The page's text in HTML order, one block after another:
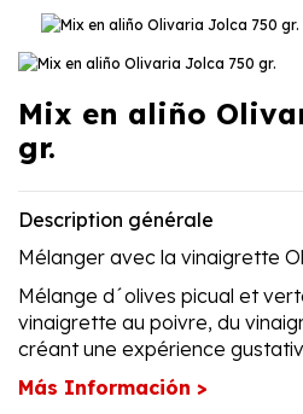
Mix en aliño
gr.
Description générale
Mélanger avec la vinaigrette
Mélange d´olives picual et
vinaigrette au poivre, du
créant une expérience
Más Información >